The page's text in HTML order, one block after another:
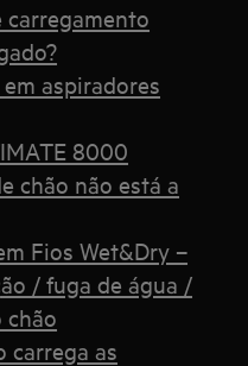
carregamento
aspiradores
8000
chão não está a
Fios Wet&Dry –
/ fuga de água /
chão
carrega as